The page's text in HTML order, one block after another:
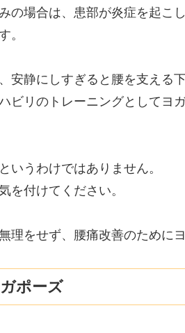
の場合は、患部が炎症を起こ
。
安静にしすぎると腰を支える
ビリのトレーニングとしてヨ
いうわけではありません。
を付けてください。
理をせず、腰痛改善のために
ポーズ